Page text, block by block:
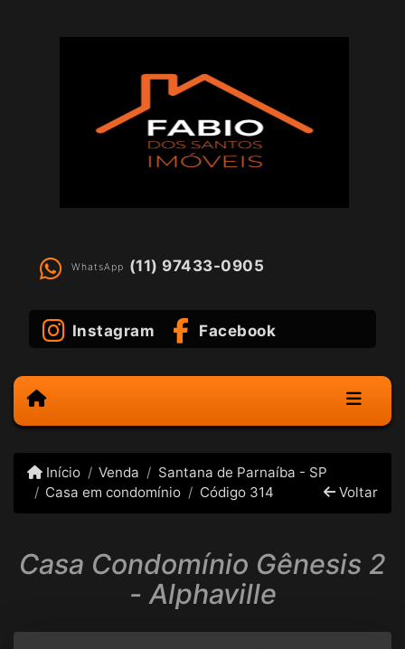
WhatsApp (11) 97433-0905
Instagram Facebook
Início Venda
Santana de Parnaíba - SP
Casa em condomínio
Código 314 Voltar
Casa Condomínio Gênesis 2
- Alphaville